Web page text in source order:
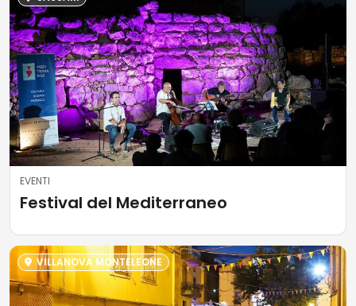
EVENTI
Festival del Mediterraneo
VILLANOVA MONTELEONE